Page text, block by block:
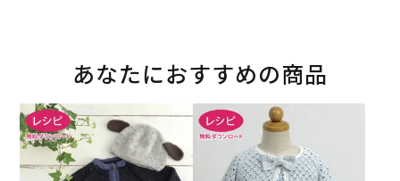
あなたにおすすめの商品